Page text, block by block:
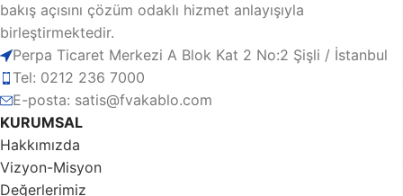
bakış açısını çözüm odaklı hizmet anlayışıyla
birleştirmektedir.
Perpa Ticaret Merkezi A Blok Kat 2 No:2 Şişli / İstanbul
Tel: 0212 236 7000
E-posta: satis@fvakablo.com
KURUMSAL
Hakkımızda
Vizyon-Misyon
Değerlerimiz